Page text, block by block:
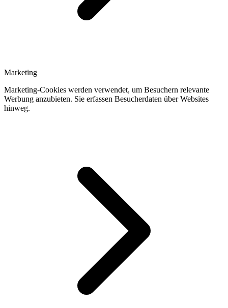
Marketing
Marketing-Cookies werden verwendet, um Besuchern relevante
Werbung anzubieten. Sie erfassen Besucherdaten über Websites
hinweg.